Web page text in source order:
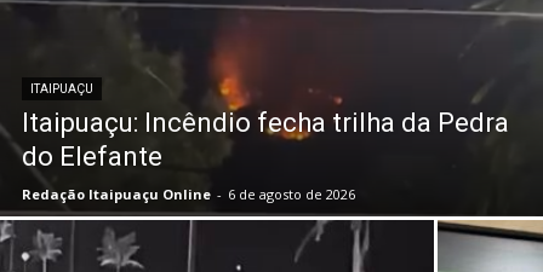
ITAIPUAÇU
Itaipuaçu: Incêndio fecha trilha da Pedra
do Elefante
Redação Itaipuaçu Online - 6 de agosto de 2026